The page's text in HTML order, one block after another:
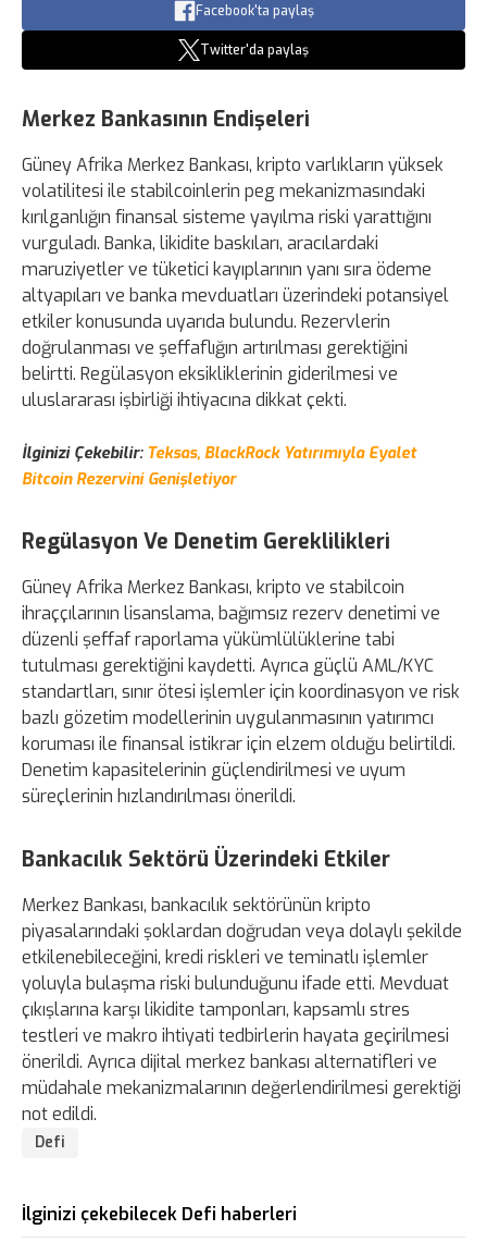
Facebook'ta paylaş
Twitter'da paylaş
Merkez Bankasının Endişeleri
Güney Afrika Merkez Bankası, kripto varlıkların yüksek
volatilitesi ile stabilcoinlerin peg mekanizmasındaki
kırılganlığın finansal sisteme yayılma riski yarattığını
vurguladı. Banka, likidite baskıları, aracılardaki
maruziyetler ve tüketici kayıplarının yanı sıra ödeme
altyapıları ve banka mevduatları üzerindeki potansiyel
etkiler konusunda uyarıda bulundu. Rezervlerin
doğrulanması ve şeffaflığın artırılması gerektiğini
belirtti. Regülasyon eksikliklerinin giderilmesi ve
uluslararası işbirliği ihtiyacına dikkat çekti.
İlginizi Çekebilir: Teksas, BlackRock Yatırımıyla Eyalet
Bitcoin Rezervini Genişletiyor
Regülasyon Ve Denetim Gereklilikleri
Güney Afrika Merkez Bankası, kripto ve stabilcoin
ihraççılarının lisanslama, bağımsız rezerv denetimi ve
düzenli şeffaf raporlama yükümlülüklerine tabi
tutulması gerektiğini kaydetti. Ayrıca güçlü AML/KYC
standartları, sınır ötesi işlemler için koordinasyon ve risk
bazlı gözetim modellerinin uygulanmasının yatırımcı
koruması ile finansal istikrar için elzem olduğu belirtildi.
Denetim kapasitelerinin güçlendirilmesi ve uyum
süreçlerinin hızlandırılması önerildi.
Bankacılık Sektörü Üzerindeki Etkiler
Merkez Bankası, bankacılık sektörünün kripto
piyasalarındaki şoklardan doğrudan veya dolaylı şekilde
etkilenebileceğini, kredi riskleri ve teminatlı işlemler
yoluyla bulaşma riski bulunduğunu ifade etti. Mevduat
çıkışlarına karşı likidite tamponları, kapsamlı stres
testleri ve makro ihtiyati tedbirlerin hayata geçirilmesi
önerildi. Ayrıca dijital merkez bankası alternatifleri ve
müdahale mekanizmalarının değerlendirilmesi gerektiği
not edildi.
Defi
İlginizi çekebilecek Defi haberleri